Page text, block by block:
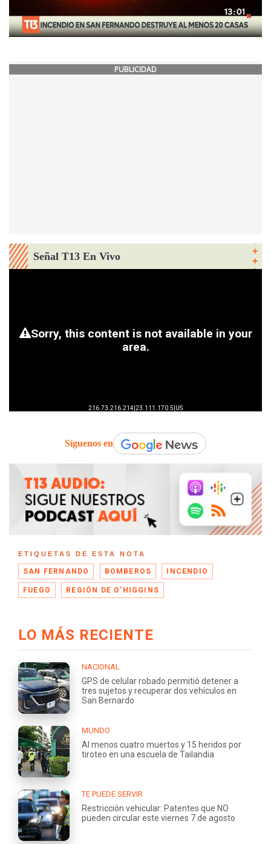
PUBLICIDAD
Señal T13 En Vivo
Síguenos en
ETIQUETAS DE ESTA NOTA
SAN FERNANDO BOMBEROS INCENDIO
FUEGO REGIÓN DE O'HIGGINS
LO MÁS RECIENTE
NACIONAL
GPS de celular robado permitió detener a
tres sujetos y recuperar dos vehículos en
San Bernardo
MUNDO
Al menos cuatro muertos y 15 heridos por
tiroteo en una escuela de Tailandia
TE PUEDE SERVIR
Restricción vehicular: Patentes que NO
pueden circular este viernes 7 de agosto